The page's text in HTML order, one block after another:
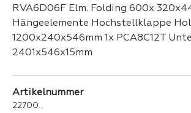
RVA6D06F Elm. Folding 600x
Hängeelemente Hochstellklappe
1200x240x546mm 1x PCA8C12T
2401x546x15mm
Artikelnummer
22700..